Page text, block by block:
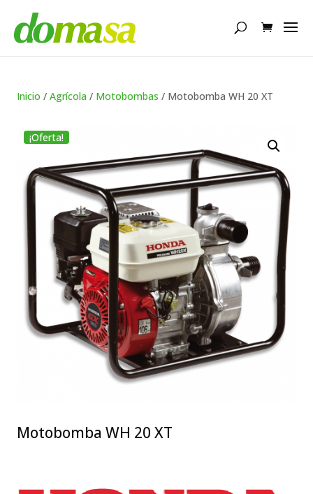
productos
Inicio / Agrícola / Motobombas / Motobomba WH 20 XT
¡Oferta!
Motobomba WH 20 XT